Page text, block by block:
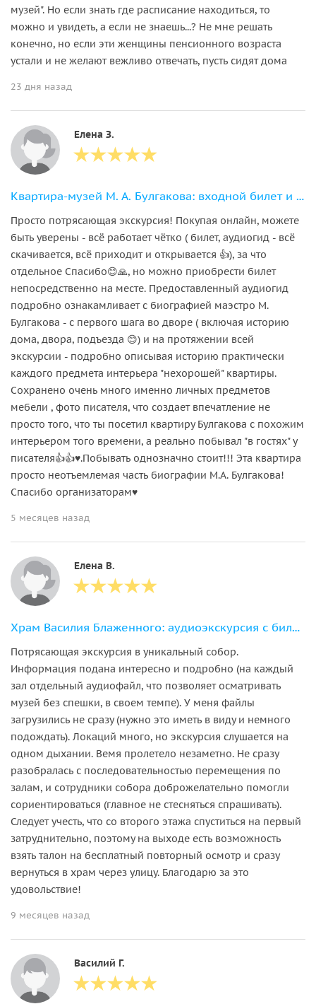
музей". Но если знать где расписание находиться, то
можно и увидеть, а если не знаешь...? Не мне решать
конечно, но если эти женщины пенсионного возраста
устали и не желают вежливо отвечать, пусть сидят дома
23 дня назад
Елена З.
Квартира-музей М. А. Булгакова: входной билет и аудиоэкскурсия по «нехорошей квартире»
Просто потрясающая экскурсия! Покупая онлайн, можете
быть уверены - всё работает чётко ( билет, аудиогид - всё
скачивается, всё приходит и открывается 👍), за что
отдельное Спасибо😊🙏, но можно приобрести билет
непосредственно на месте. Предоставленный аудиогид
подробно ознакамливает с биографией маэстро М.
Булгакова - с первого шага во дворе ( включая историю
дома, двора, подъезда 😊) и на протяжении всей
экскурсии - подробно описывая историю практически
каждого предмета интерьера "нехорошей" квартиры.
Сохранено очень много именно личных предметов
мебели , фото писателя, что создает впечатление не
просто того, что ты посетил квартиру Булгакова с похожим
интерьером того времени, а реально побывал "в гостях" у
писателя👍👍♥️.Побывать однозначно стоит!!! Эта квартира
просто неотъемлемая часть биографии М.А. Булгакова!
Спасибо организаторам♥️
5 месяцев назад
Елена В.
Храм Василия Блаженного: аудиоэкскурсия с билетом
Потрясающая экскурсия в уникальный собор.
Информация подана интересно и подробно (на каждый
зал отдельный аудиофайл, что позволяет осматривать
музей без спешки, в своем темпе). У меня файлы
загрузились не сразу (нужно это иметь в виду и немного
подождать). Локаций много, но экскурсия слушается на
одном дыхании. Вемя пролетело незаметно. Не сразу
разобралась с последовательностью перемещения по
залам, и сотрудники собора доброжелательно помогли
сориентироваться (главное не стесняться спрашивать).
Следует учесть, что со второго этажа спуститься на первый
затруднительно, поэтому на выходе есть возможность
взять талон на бесплатный повторный осмотр и сразу
вернуться в храм через улицу. Благодарю за это
удовольствие!
9 месяцев назад
Василий Г.